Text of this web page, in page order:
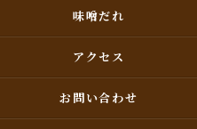
味噌だれ
アクセス
お問い合わせ